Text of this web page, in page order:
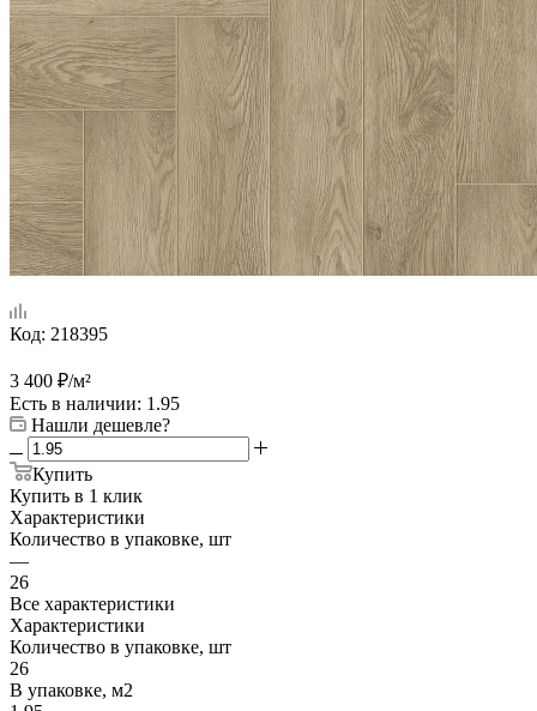
Код: 218395
3 400 ₽/м²
Есть в наличии: 1.95
Нашли дешевле?
Купить
Купить в 1 клик
Характеристики
Количество в упаковке, шт
—
26
Все характеристики
Характеристики
Количество в упаковке, шт
26
В упаковке, м2